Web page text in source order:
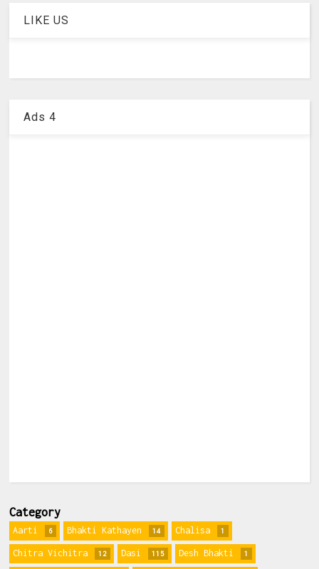
LIKE US
Ads 4
Category
Aarti 6 Bhakti Kathayen 14 Chalisa 1
Chitra Vichitra 12 Dasi 115 Desh Bhakti 1